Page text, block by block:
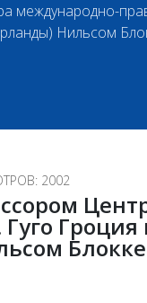
международно-
Нильсом
2002